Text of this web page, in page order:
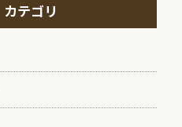
カテゴリ